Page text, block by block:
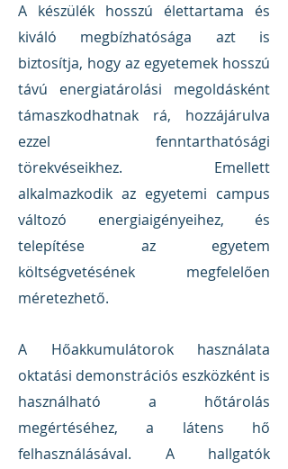
A készülék hosszú élettartama és
kiváló megbízhatósága azt is
biztosítja, hogy az egyetemek hosszú
távú energiatárolási megoldásként
támaszkodhatnak rá, hozzájárulva
ezzel fenntarthatósági
törekvéseikhez. Emellett
alkalmazkodik az egyetemi campus
változó energiaigényeihez, és
telepítése az egyetem
költségvetésének megfelelően
méretezhető.
A Hőakkumulátorok használata
oktatási demonstrációs eszközként is
használható a hőtárolás
megértéséhez, a látens hő
felhasználásával. A hallgatók